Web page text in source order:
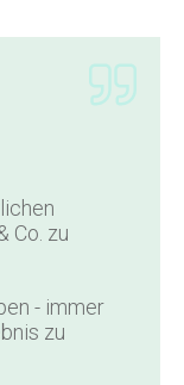
Co. zu
- immer
zu